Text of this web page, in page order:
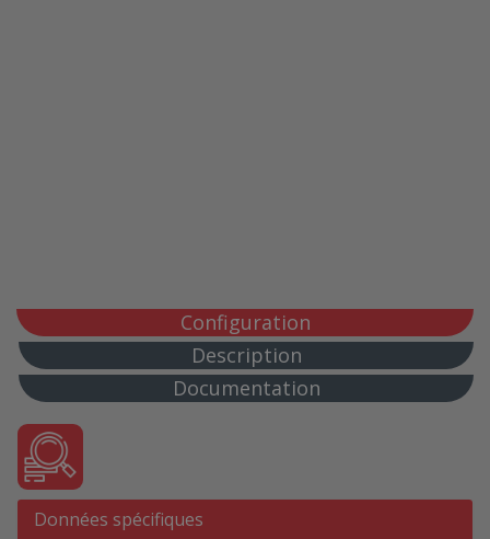
30*146-Ref 0374040
30*151,6-Ref 0374508
35*134-Ref 0374015
40*113-Ref 0374005
60*109-Ref 0374017
72*80-Ref 0374018
Configuration
Description
Documentation
Données spécifiques